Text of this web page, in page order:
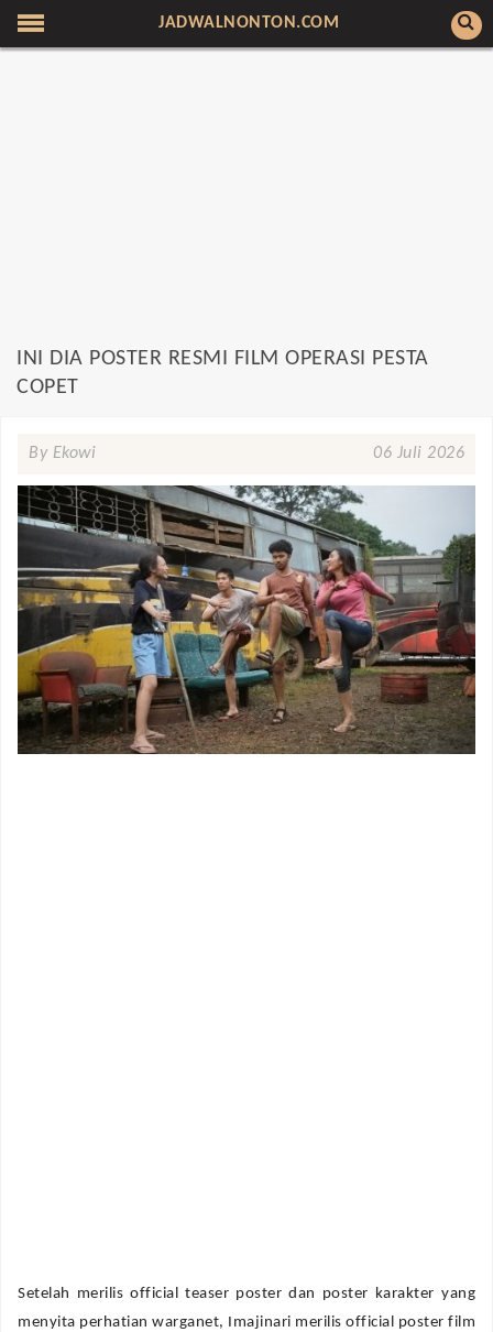
JADWALNONTON.COM
INI DIA POSTER RESMI FILM OPERASI PESTA
COPET
By Ekowi 06 Juli 2026
Setelah merilis official teaser poster dan poster karakter yang
menyita perhatian warganet, Imajinari merilis official poster film